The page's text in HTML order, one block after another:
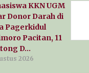
KKN UGM
Donor Darah di
Pagerkidul
Pacitan, 11
D…
2026